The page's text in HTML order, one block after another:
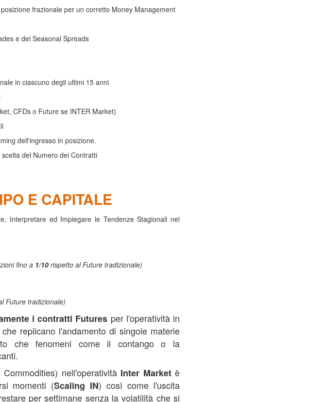
frazionale per un corretto Money Management
e dei Seasonal Spreads
in ciascuno degli ultimi 15 anni
CFDs o Future se INTER Market)
dell'ingresso in posizione.
scelta del Numero dei Contratti
E CAPITALE
Interpretare ed Impiegare le Tendenze Stagionali nel
fino a 1/10 rispetto al Future tradizionale)
Future tradizionale)
i contratti Futures per l'operatività in
replicano l'andamento di singole materie
che fenomeni come il contango o la
Commodities) nell'operatività Inter Marketè
momenti (Scaling IN) così come l'uscita
per settimane senza la volatilità che si